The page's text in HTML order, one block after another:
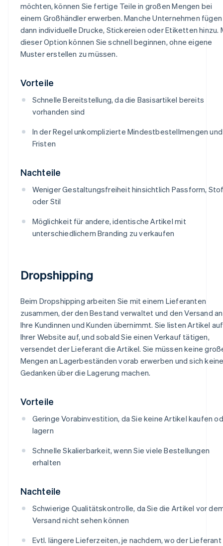
möchten, können Sie fertige Teile in großen Mengen bei
einem Großhändler erwerben. Manche Unternehmen fügen
dann individuelle Drucke, Stickereien oder Etiketten hinzu.
dieser Option können Sie schnell beginnen, ohne eigene
Muster erstellen zu müssen.
Vorteile
Schnelle Bereitstellung, da die Basisartikel bereits
vorhanden sind
In der Regel unkomplizierte Mindestbestellmengen und
Fristen
Nachteile
Weniger Gestaltungsfreiheit hinsichtlich Passform,
oder Stil
Möglichkeit für andere, identische Artikel mit
unterschiedlichem Branding zu verkaufen
Dropshipping
Beim Dropshipping arbeiten Sie mit einem Lieferanten
zusammen, der den Bestand verwaltet und den Versand an
Ihre Kundinnen und Kunden übernimmt. Sie listen Artikel auf
Ihrer Website auf, und sobald Sie einen Verkauf tätigen,
versendet der Lieferant die Artikel. Sie müssen keine
Mengen an Lagerbeständen vorab erwerben und sich
Gedanken über die Lagerung machen.
Vorteile
Geringe Vorabinvestition, da Sie keine Artikel kaufen
lagern
Schnelle Skalierbarkeit, wenn Sie viele Bestellungen
erhalten
Nachteile
Schwierige Qualitätskontrolle, da Sie die Artikel vor
Versand nicht sehen können
Evtl. längere Lieferzeiten, je nachdem, wo der Lieferant